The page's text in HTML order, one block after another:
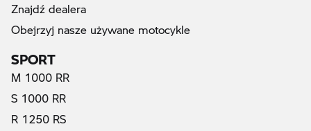
Znajdź dealera
Obejrzyj nasze używane motocykle
SPORT
M 1000 RR
S 1000 RR
R 1250 RS